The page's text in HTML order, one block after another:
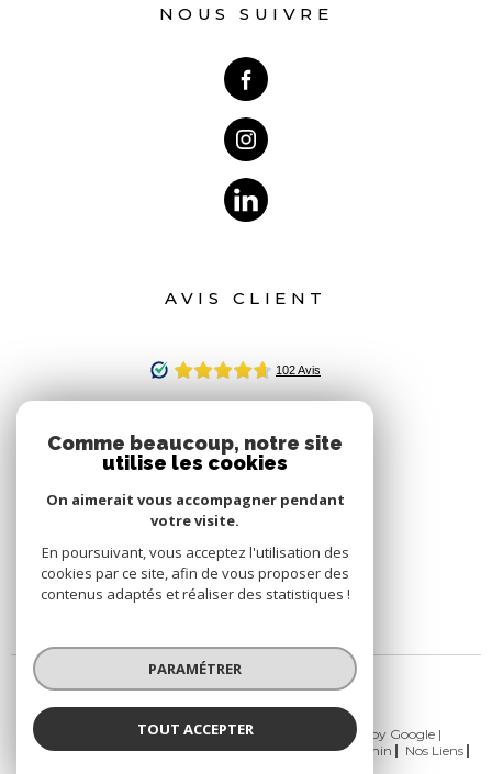
NOUS SUIVRE
AVIS CLIENT
© 2026 | Tous droits réservés | Traduction powered by Google |
Nos Honoraires
Plan Du Site Mentions Légales Admin
Nos Liens
Comme beaucoup, notre site
utilise les cookies
On aimerait vous accompagner pendant
votre visite.
En poursuivant, vous acceptez l'utilisation des
cookies par ce site, afin de vous proposer des
contenus adaptés et réaliser des statistiques !
PARAMÉTRER
TOUT ACCEPTER